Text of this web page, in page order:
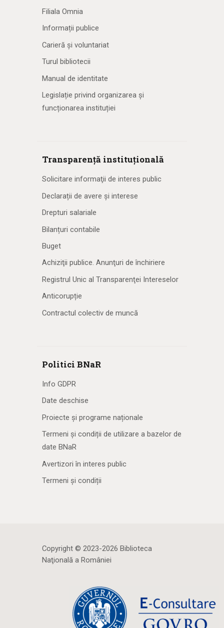
Filiala Omnia
Informații publice
Carieră și voluntariat
Turul bibliotecii
Manual de identitate
Legislație privind organizarea și
funcționarea instituției
Transparență instituțională
Solicitare informaţii de interes public
Declarații de avere și interese
Drepturi salariale
Bilanțuri contabile
Buget
Achiziţii publice. Anunţuri de închiriere
Registrul Unic al Transparenţei Intereselor
Anticorupție
Contractul colectiv de muncă
Politici BNaR
Info GDPR
Date deschise
Proiecte și programe naționale
Termeni și condiții de utilizare a bazelor de
date BNaR
Avertizori în interes public
Termeni și condiții
Copyright © 2023-2026 Biblioteca
Naţională a României